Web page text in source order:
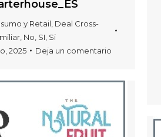
y Retail Deal Cross-
No SI Si
2025 Deja un comentario